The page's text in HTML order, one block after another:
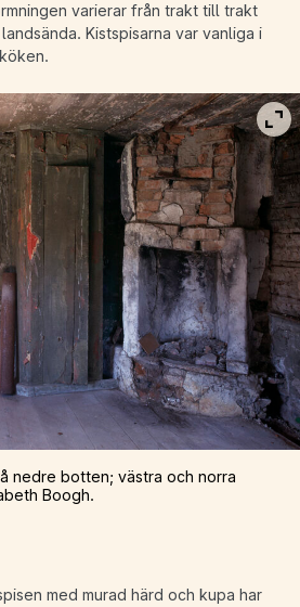
varierar från trakt till trakt
Kistspisarna var vanliga i
nedre botten; västra och norra
Boogh.
med murad härd och kupa har